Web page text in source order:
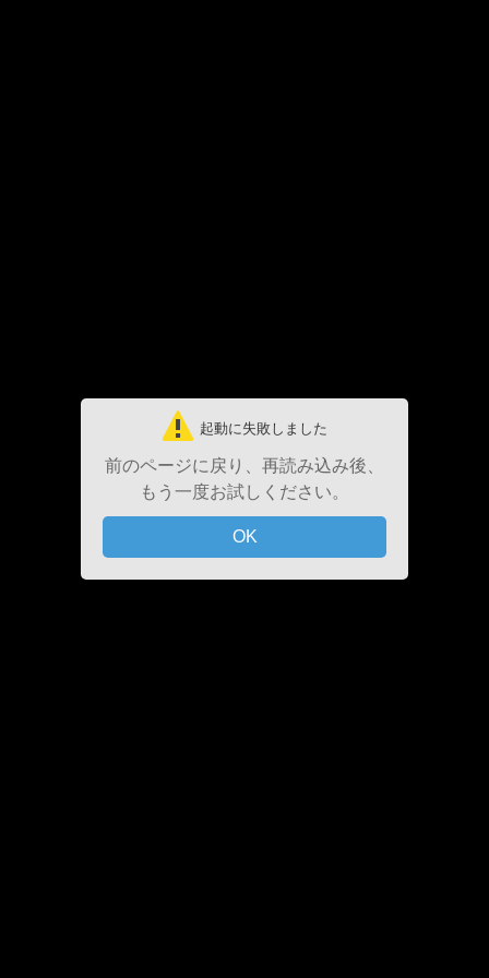
起動に失敗しました
前のページに戻り、再読み込み後、
もう一度お試しください。
OK